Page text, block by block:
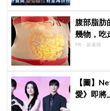
腹部脂肪
幾物，吃
PR・新素簡
【圖】
愛》即將